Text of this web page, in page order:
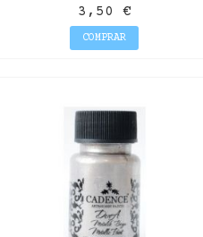
ARQUERO
3,50 €
COMPRAR